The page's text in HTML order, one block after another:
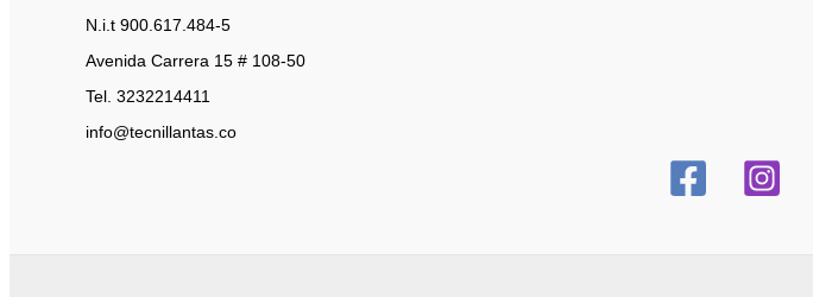
N.i.t 900.617.484-5
Avenida Carrera 15 # 108-50
Tel. 3232214411
info@tecnillantas.co